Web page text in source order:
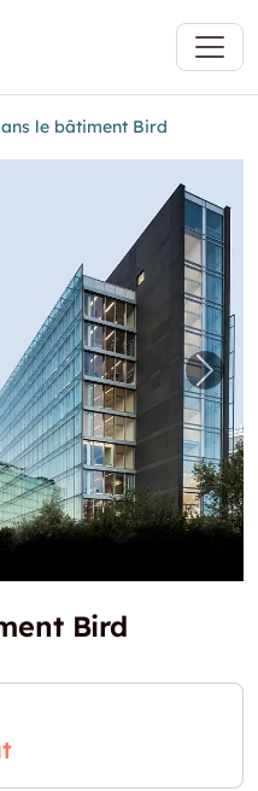
le bâtiment Bird
dans le bâtiment
Bird